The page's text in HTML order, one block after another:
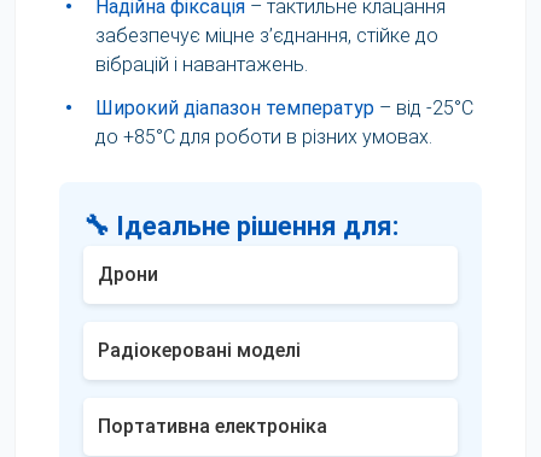
• Надійна фіксація – тактильне клацання
забезпечує міцне з’єднання, стійке до
вібрацій і навантажень.
•
Широкий діапазон температур – від -25°C
до +85°C для роботи в різних умовах.
🔧 Ідеальне рішення для:
Дрони
Радіокеровані моделі
Портативна електроніка